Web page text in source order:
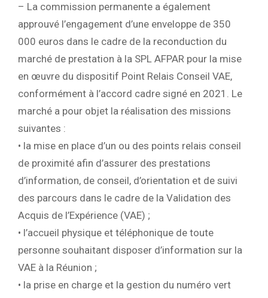
– La commission permanente a également
approuvé l’engagement d’une enveloppe de 350
000 euros dans le cadre de la reconduction du
marché de prestation à la SPL AFPAR pour la mise
en œuvre du dispositif Point Relais Conseil VAE,
conformément à l’accord cadre signé en 2021. Le
marché a pour objet la réalisation des missions
suivantes :
• la mise en place d’un ou des points relais conseil
de proximité afin d’assurer des prestations
d’information, de conseil, d’orientation et de suivi
des parcours dans le cadre de la Validation des
Acquis de l’Expérience (VAE) ;
• l’accueil physique et téléphonique de toute
personne souhaitant disposer d’information sur la
VAE à la Réunion ;
• la prise en charge et la gestion du numéro vert